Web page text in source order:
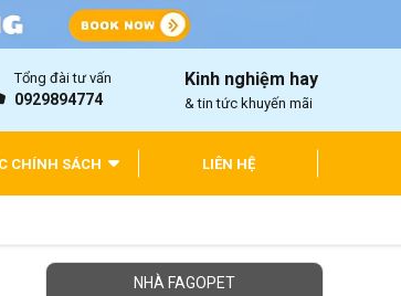
Tổng đài tư vấn
0929894774
Kinh nghiệm hay
& tin tức khuyến mãi
CHÍNH SÁCH LIÊN HỆ
NHÀ FAGOPET